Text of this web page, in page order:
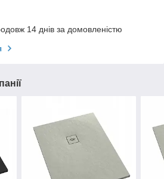
14 днів за домовленістю